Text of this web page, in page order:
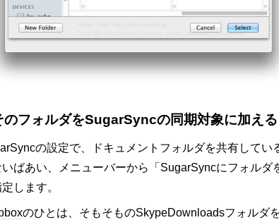
のフォルダをSugarSyncの同期対象に加える
の設定で、ドキュメントフォルダを共有してい
いばあい、メニューバーから「SugarSyncにフォルダ
します。
のひとは、そもそものSkypeDownloadsフォルダ